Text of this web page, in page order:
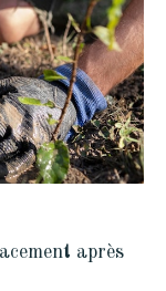
après